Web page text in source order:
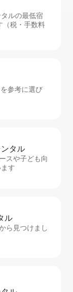
ルの最低宿
（税・手数料
参考に選び
タ⁠ル
スや子ども向
す
ル
ら見つけまし